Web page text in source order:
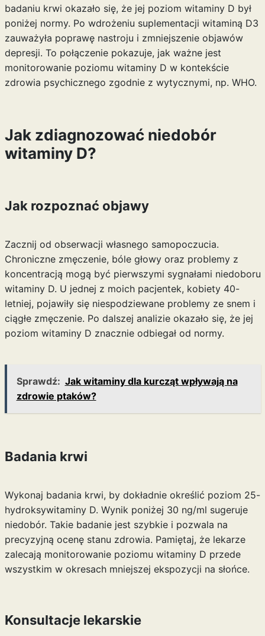
badaniu krwi okazało się, że jej poziom witaminy D był
poniżej normy. Po wdrożeniu suplementacji witaminą D3
zauważyła poprawę nastroju i zmniejszenie objawów
depresji. To połączenie pokazuje, jak ważne jest
monitorowanie poziomu witaminy D w kontekście
zdrowia psychicznego zgodnie z wytycznymi, np. WHO.
Jak zdiagnozować niedobór
witaminy D?
Jak rozpoznać objawy
Zacznij od obserwacji własnego samopoczucia.
Chroniczne zmęczenie, bóle głowy oraz problemy z
koncentracją mogą być pierwszymi sygnałami niedoboru
witaminy D. U jednej z moich pacjentek, kobiety 40-
letniej, pojawiły się niespodziewane problemy ze snem i
ciągłe zmęczenie. Po dalszej analizie okazało się, że jej
poziom witaminy D znacznie odbiegał od normy.
Sprawdź: Jak witaminy dla kurcząt wpływają na
zdrowie ptaków?
Badania krwi
Wykonaj badania krwi, by dokładnie określić poziom 25-
hydroksywitaminy D. Wynik poniżej 30 ng/ml sugeruje
niedobór. Takie badanie jest szybkie i pozwala na
precyzyjną ocenę stanu zdrowia. Pamiętaj, że lekarze
zalecają monitorowanie poziomu witaminy D przede
wszystkim w okresach mniejszej ekspozycji na słońce.
Konsultacje lekarskie